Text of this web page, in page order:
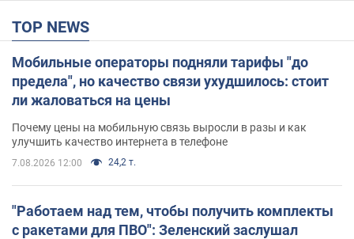
TOP NEWS
Мобильные операторы подняли тарифы "до
предела", но качество связи ухудшилось: стоит
ли жаловаться на цены
Почему цены на мобильную связь выросли в разы и как
улучшить качество интернета в телефоне
7.08.2026 12:00 24,2 т.
"Работаем над тем, чтобы получить комплекты
с ракетами для ПВО": Зеленский заслушал